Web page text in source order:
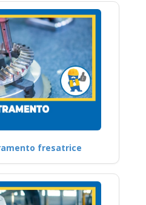
fresatrice